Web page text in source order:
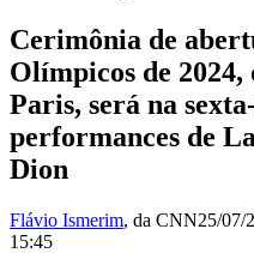
Cerimônia de
Olímpicos de 2024,
Paris, será na
performances de
Dion
Flávio Ismerim, da CNN25/07/
15:45